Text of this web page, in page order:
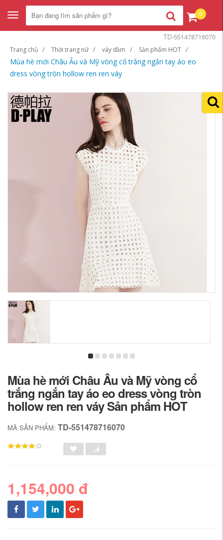
Toggle
navigation
0
Trang chủ Thời trang nữ váy đầm Sản phẩm HOT
Mùa hè mới Châu Âu và Mỹ vòng cổ trắng ngắn tay áo eo
dress vòng tròn hollow ren ren váy
TD-551478716070
Mùa hè mới Châu Âu và Mỹ vòng cổ
trắng ngắn tay áo eo dress vòng tròn
hollow ren ren váy Sản phẩm HOT
MÃ SẢN PHẨM: TD-551478716070
1,154,000 đ